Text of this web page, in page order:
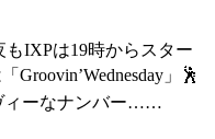
IXPは19時からスター
Groovin’Wednesday」🕺
ィーなナンバー……